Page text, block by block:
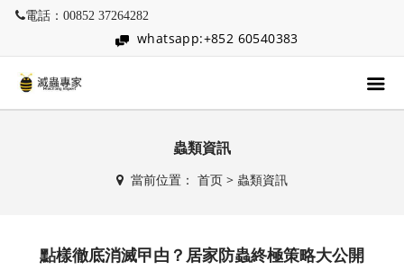
電話：00852 37264282
whatsapp:+852 60540383
蟲類資訊
當前位置： 首页> 蟲類資訊
點樣徹底消滅曱甴？居家防蟲終極策略大公開